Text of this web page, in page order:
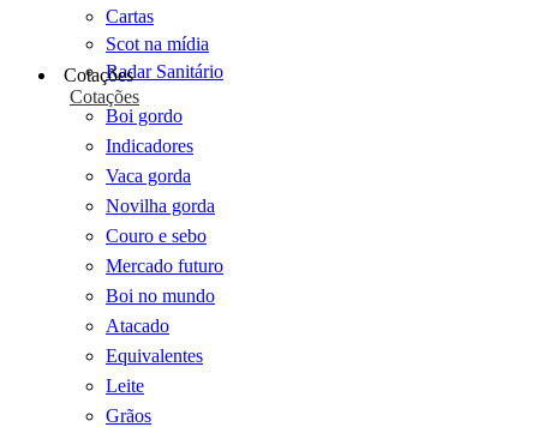
Cartas
Scot na mídia
Radar Sanitário
Cotações
Cotações
Boi gordo
Indicadores
Vaca gorda
Novilha gorda
Couro e sebo
Mercado futuro
Boi no mundo
Atacado
Equivalentes
Leite
Grãos